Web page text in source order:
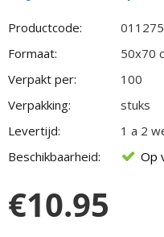
Productcode:
Formaat:
50x70
Verpakt per:
100
Verpakking:
stuks
Levertijd:
1 a 2
Beschikbaarheid:
Op
€10.95